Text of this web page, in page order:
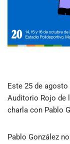
Este 25 de agosto
Auditorio Rojo de
charla con Pablo
Pablo González